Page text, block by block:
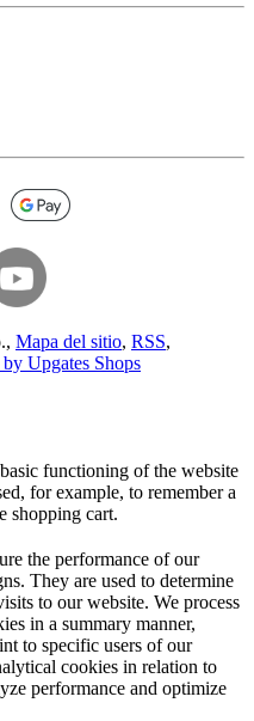
, Mapa del sitio, RSS,
Upgates Shops
functioning of the website
for example, to remember a
shopping cart.
the performance of our
They are used to determine
to our website. We process
in a summary manner,
to specific users of our
cookies in relation to
performance and optimize